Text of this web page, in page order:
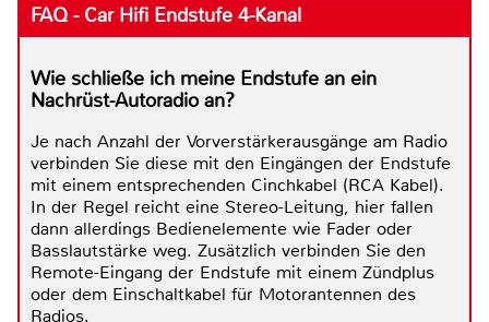
FAQ - Car Hifi Endstufe 4-Kanal
Wie schließe ich meine Endstufe an ein
Nachrüst-Autoradio an?
Je nach Anzahl der Vorverstärkerausgänge am Radio
verbinden Sie diese mit den Eingängen der Endstufe
mit einem entsprechenden Cinchkabel (RCA Kabel).
In der Regel reicht eine Stereo-Leitung, hier fallen
dann allerdings Bedienelemente wie Fader oder
Basslautstärke weg. Zusätzlich verbinden Sie den
Remote-Eingang der Endstufe mit einem Zündplus
oder dem Einschaltkabel für Motorantennen des
Radios.